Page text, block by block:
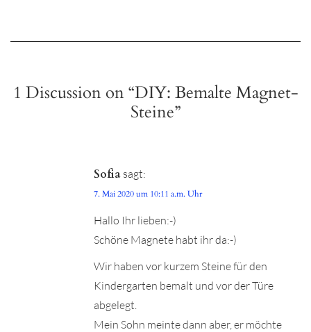
1 Discussion on “DIY: Bemalte Magnet-
Steine”
Sofia sagt:
7. Mai 2020 um 10:11 a.m. Uhr
Hallo Ihr lieben:-)
Schöne Magnete habt ihr da:-)
Wir haben vor kurzem Steine für den
Kindergarten bemalt und vor der Türe
abgelegt.
Mein Sohn meinte dann aber, er möchte